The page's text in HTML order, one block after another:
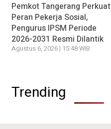
Pemkot Tangerang Perkuat
Peran Pekerja Sosial,
Pengurus IPSM Periode
2026-2031 Resmi Dilantik
Agustus 6, 2026 | 15:48 WIB
Trending